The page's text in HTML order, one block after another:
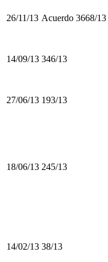
26/11/13 Acuerdo 3668/13
14/09/13 346/13
27/06/13 193/13
18/06/13 245/13
14/02/13 38/13